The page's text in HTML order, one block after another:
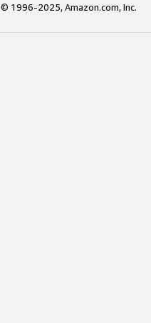
© 1996-2025, Amazon.com, Inc.